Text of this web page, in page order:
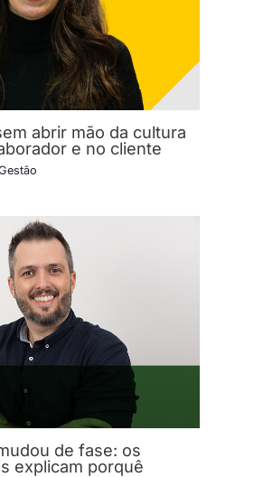
abrir mão da cultura
e no cliente
de fase: os
explicam porquê